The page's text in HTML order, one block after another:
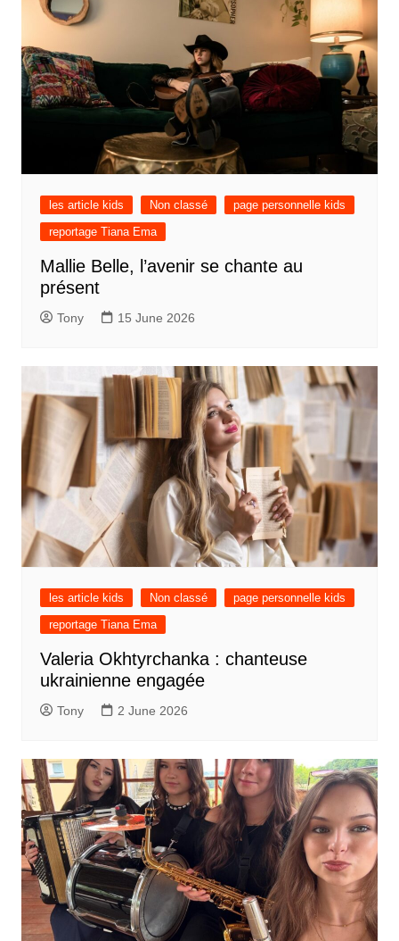
les article kids Non classé
page personnelle kids
reportage Tiana Ema
Mallie Belle, l’avenir se chante au
présent
Tony 15 June 2026
les article kids Non classé
page personnelle kids
reportage Tiana Ema
Valeria Okhtyrchanka : chanteuse
ukrainienne engagée
Tony 2 June 2026